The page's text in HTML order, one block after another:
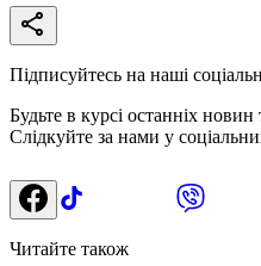
Підписуйтесь на наші
Будьте в курсі останніх
Слідкуйте за нами у
Читайте також